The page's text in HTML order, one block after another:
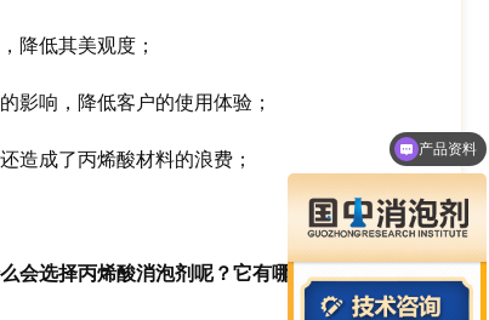
降低其美观度；
影响，降低客户的使用体验；
造成了丙烯酸材料的浪费；
会选择丙烯酸消泡剂呢？它有哪些优势与特
多少钱